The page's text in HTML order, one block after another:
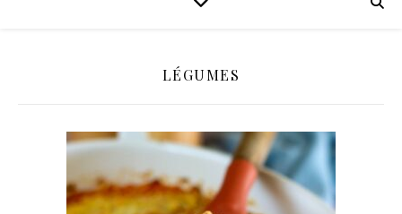
LÉGUMES